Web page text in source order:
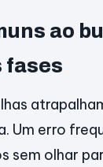
ao
fases
Um erro
sem olhar